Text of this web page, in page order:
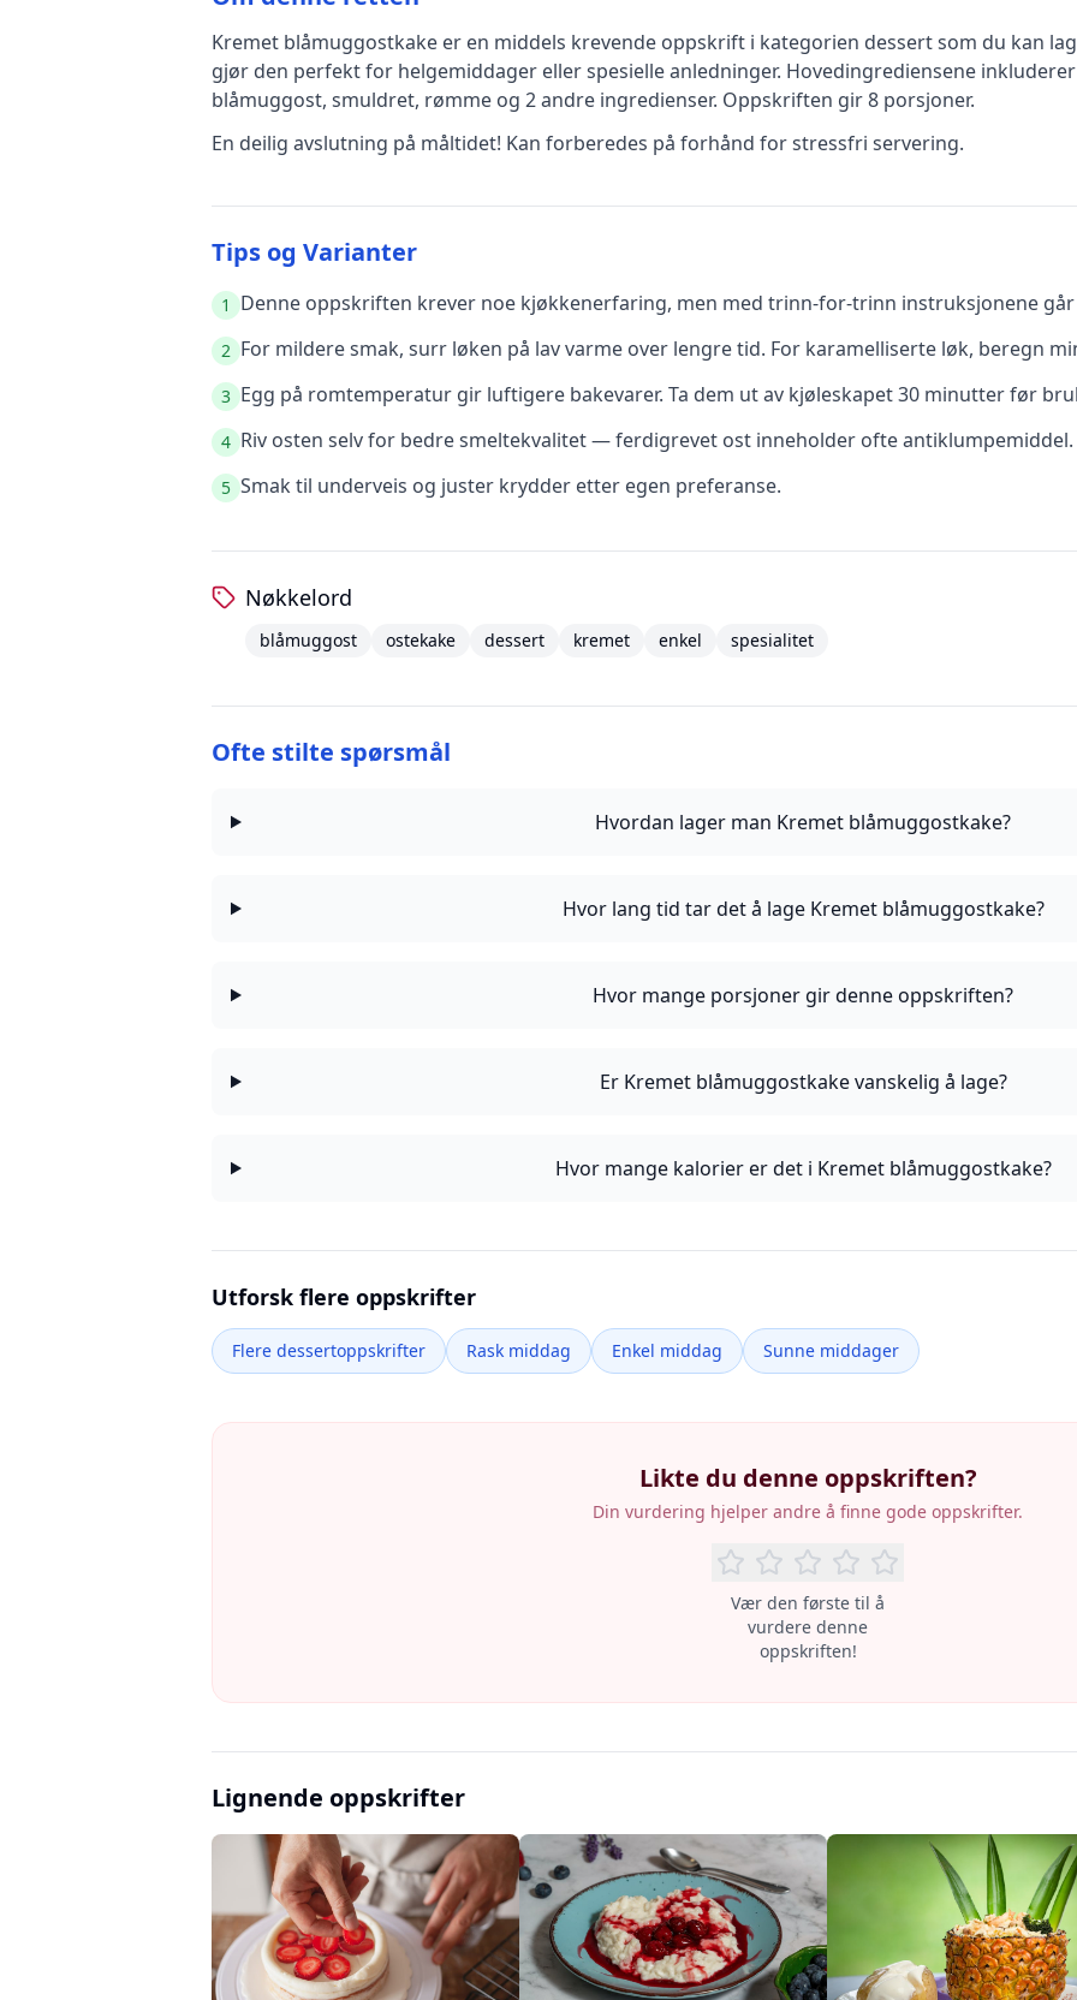
Kremet blåmuggostkake er en middels krevende oppskrift i kategorien dessertsom du kan
gjør den perfekt for helgemiddager eller spesielle anledninger. Hovedingrediensene inkluderer
blåmuggost, smuldret, rømme og 2 andre ingredienser. Oppskriften gir8 porsjoner.
En deilig avslutning på måltidet! Kan forberedes på forhånd for stressfri servering.
Tips og Varianter
1 Denne oppskriften krever noe kjøkkenerfaring, men med trinn-for-trinn instruksjonene
2 For mildere smak, surr løken på lav varme over lengre tid. For karamelliserte løk, beregn
3 Egg på romtemperatur gir luftigere bakevarer. Ta dem ut av kjøleskapet 30 minutter før
4 Riv osten selv for bedre smeltekvalitet — ferdigrevet ost inneholder ofte antiklumpemiddel.
5 Smak til underveis og juster krydder etter egen preferanse.
Nøkkelord
blåmuggost ostekake dessert kremet enkel spesialitet
Ofte stilte spørsmål
Hvordan lager man Kremet blåmuggostkake?
Hvor lang tid tar det å lage Kremet blåmuggostkake?
Hvor mange porsjoner gir denne oppskriften?
Er Kremet blåmuggostkake vanskelig å lage?
Hvor mange kalorier er det i Kremet blåmuggostkake?
Utforsk flere oppskrifter
Flere dessertoppskrifter Rask middag Enkel middag Sunne middager
Likte du denne oppskriften?
Din vurdering hjelper andre å finne gode oppskrifter.
Vær den første til å
vurdere denne
oppskriften!
Lignende oppskrifter